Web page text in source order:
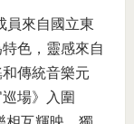
員來自國立東
色，靈感來自
傳統音樂元
場》入圍